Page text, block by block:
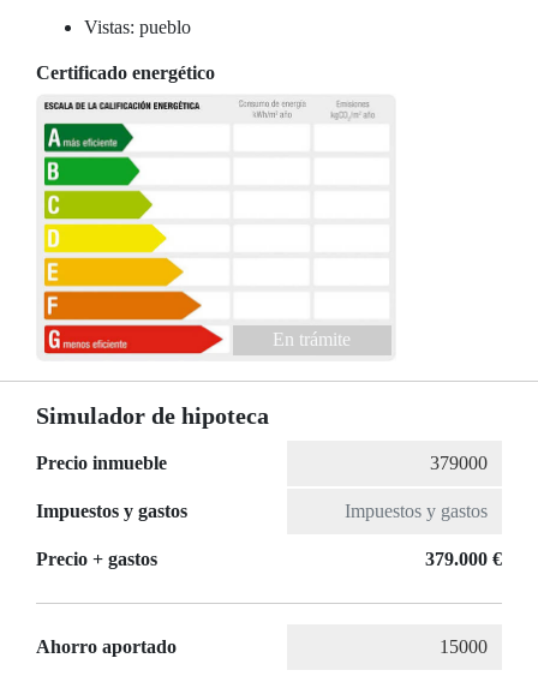
Vistas: pueblo
Certificado energético
En trámite
Simulador de hipoteca
Precio inmueble
Impuestos y gastos
Precio + gastos 379.000 €
Ahorro aportado